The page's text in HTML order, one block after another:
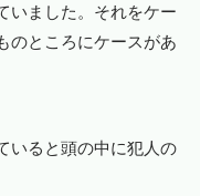
いました。それをケー
のところにケースがあ
いると頭の中に犯人の